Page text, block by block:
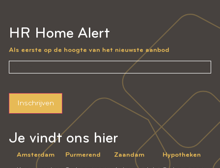
Je vindt ons hier
Amsterdam Purmerend Zaandam Hypotheken
HR Home Alert
Als eerste op de hoogte van het nieuwste aanbod
Inschrijven